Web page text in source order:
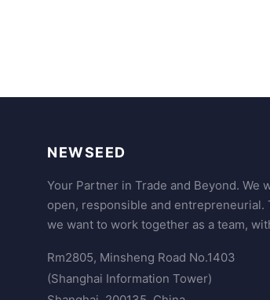
NEWSEED
Your Partner in Trade and Beyond. We
open, responsible and
we want to work together as a team,
Rm2805, Minsheng Road No.1403
(Shanghai Information Tower)